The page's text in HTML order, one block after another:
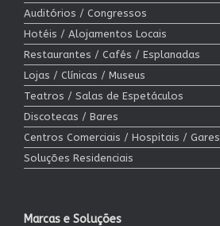
Auditórios / Congressos
Hotéis / Alojamentos Locais
Restaurantes / Cafés / Esplanadas
Lojas / Clínicas / Museus
Teatros / Salas de Espetáculos
Discotecas / Bares
Centros Comerciais / Hospitais / Gares
Soluções Residenciais
Marcas e Soluções